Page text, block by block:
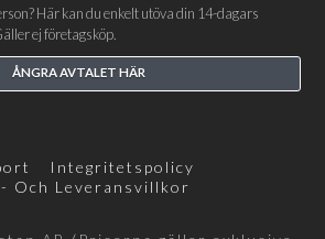
Här kan du enkelt utöva din 14-dagars
ej företagsköp.
ÅNGRA AVTALET HÄR
Integritetspolicy
Och Leveransvillkor